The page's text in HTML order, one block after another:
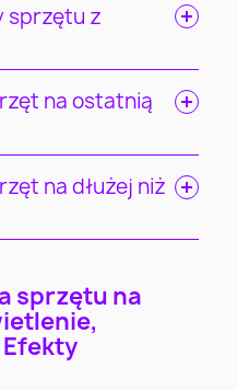
sprzętu z
na ostatnią
na dłużej niż
sprzętu na